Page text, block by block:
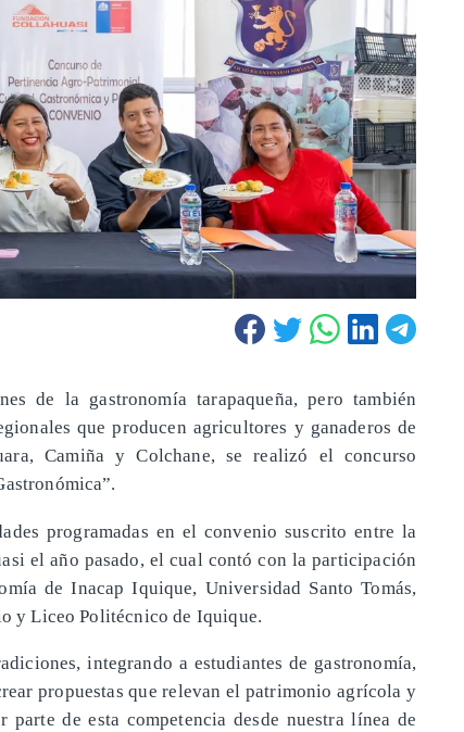
de la gastronomía tarapaqueña, pero también
que producen agricultores y ganaderos de
Camiña y Colchane, se realizó el concurso
programadas en el convenio suscrito entre la
el año pasado, el cual contó con la participación
de Inacap Iquique, Universidad Santo Tomás,
y Liceo Politécnico de Iquique.
integrando a estudiantes de gastronomía,
propuestas que relevan el patrimonio agrícola y
parte de esta competencia desde nuestra línea de